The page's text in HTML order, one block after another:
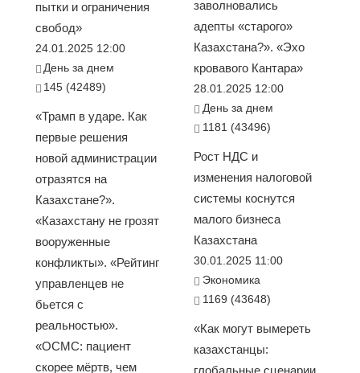
пытки и ограничения
свобод»
24.01.2025 12:00
День за днем
145 (42489)
«Трамп в ударе. Как
первые решения
новой администрации
отразятся на
Казахстане?».
«Казахстану не грозят
вооруженные
конфликты». «Рейтинг
управленцев не
бьется с
реальностью».
«ОСМС: пациент
скорее мёртв, чем
заволновались
адепты «старого»
Казахстана?». «Эхо
кровавого Кантара»
28.01.2025 12:00
День за днем
1181 (43496)
Рост НДС и
изменения налоговой
системы коснутся
малого бизнеса
Казахстана
30.01.2025 11:00
Экономика
1169 (43648)
«Как могут вымереть
казахстанцы:
глобальные сценарии